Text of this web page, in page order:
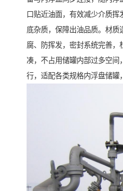
口贴近油面，有效减少介质
底杂质，保障出油品质。材质
腐、防挥发，密封系统完善，
凑，不占用储罐内部过多空间
行，适配各类规格内浮盘储罐